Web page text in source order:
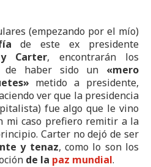
(empezando por el mío)
de este ex presidente
Carter, encontrarán los
de haber sido un «mero
metido a presidente,
ver que la presidencia
fue algo que le vino
mi caso prefiero remitir a la
Carter no dejó de ser
y tenaz, como lo son los
de la paz mundial.